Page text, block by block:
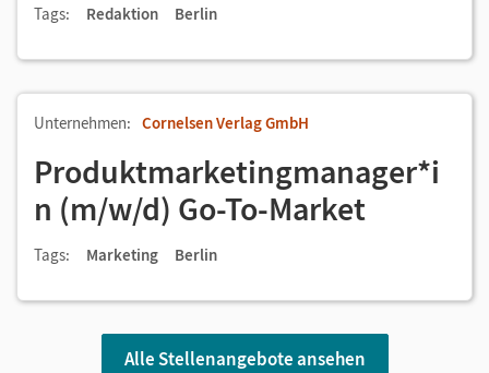
Tags: Redaktion Berlin
Unternehmen: Cornelsen Verlag GmbH
Produktmarketingmanager*i
n (m/w/d) Go-To-Market
Tags: Marketing Berlin
Alle Stellenangebote ansehen